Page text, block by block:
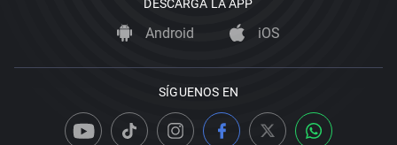
DESCARGA LA APP
Android iOS
SÍGUENOS EN